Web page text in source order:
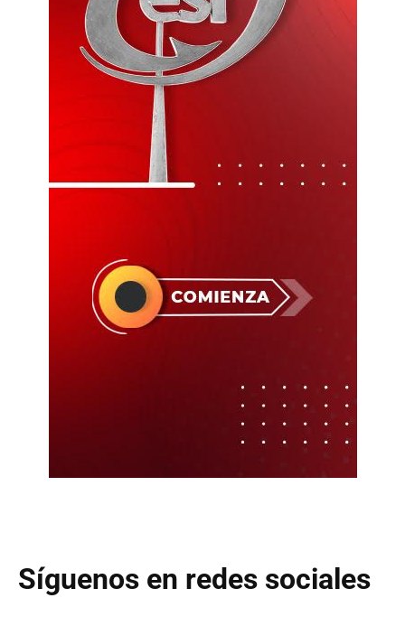
Síguenos en redes sociales